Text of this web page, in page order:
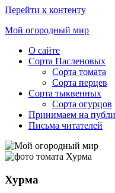
Перейти к контенту
Мой огородный мир
Ещё
WordPress
О сайте
Сорта Пасленовых
Сорта томата
Сорта перцев
Сорта тыквенных
Сорта огурцов
Принимаем на
Письма читателей
Хурма